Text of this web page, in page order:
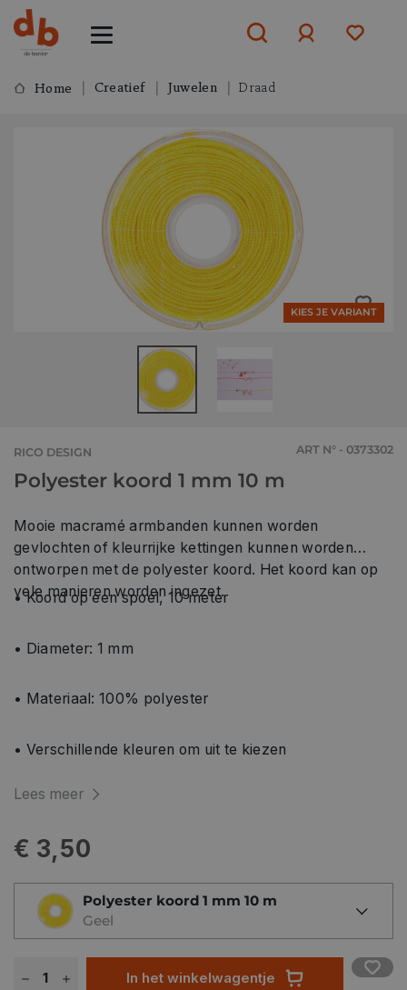
ofaanmelden
Home Creatief Juwelen Draad
KIES JE VARIANT
RICO DESIGN ART N° - 0373302
Polyester koord 1 mm 10 m
Mooie macramé armbanden kunnen worden
gevlochten of kleurrijke kettingen kunnen worden
ontworpen met de polyester koord. Het koord kan op
vele manieren worden ingezet.
• Koord op een spoel, 10 meter
• Diameter: 1 mm
• Materiaal: 100% polyester
• Verschillende kleuren om uit te kiezen
Lees meer
€ 3,50
Polyester koord 1 mm 10 m
Geel
In het winkelwagentje